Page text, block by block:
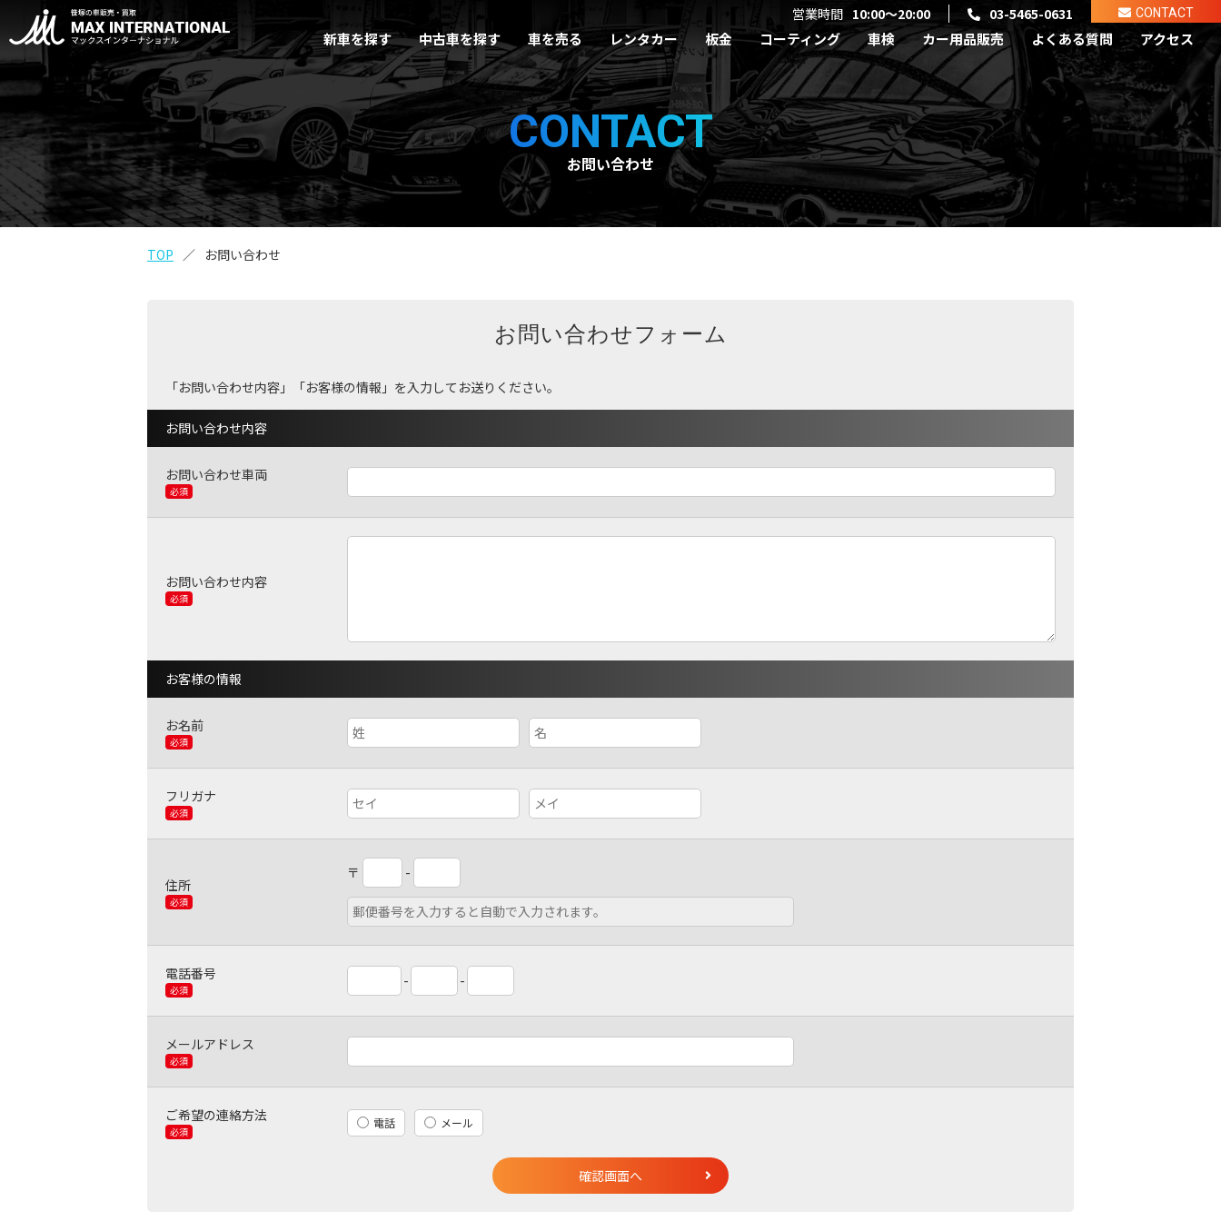
営業時間 10:00～20:00 03-5465-0631 CONTACT
新車を探す 中古車を探す 車を売る レンタカー 板金 コーティング 車検 カー用品販売 よくある質問 アクセス
CONTACT
お問い合わせ
TOP お問い合わせ
お問い合わせフォーム
「お問い合わせ内容」「お客様の情報」を入力してお送りください。
お問い合わせ内容
お問い合わせ車両
必須
お問い合わせ内容
必須
お客様の情報
お名前
必須
フリガナ
必須
住所
必須
〒 -
電話番号
必須
- -
メールアドレス
必須
ご希望の連絡方法
必須
電話 メール
確認画面へ